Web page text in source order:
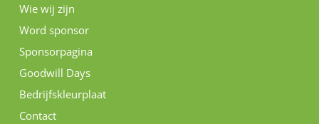
Wie wij zijn
Word sponsor
Sponsorpagina
Goodwill Days
Bedrijfskleurplaat
Contact